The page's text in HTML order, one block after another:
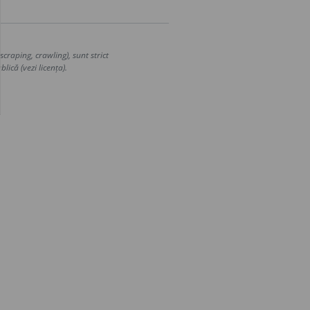
crawling), sunt strict
(vezi licența).